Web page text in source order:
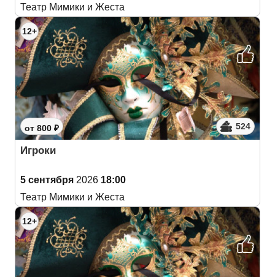
Театр Мимики и Жеста
12+
от 800 ₽ 524
Игроки
5 сентября 2026 18:00
Театр Мимики и Жеста
12+